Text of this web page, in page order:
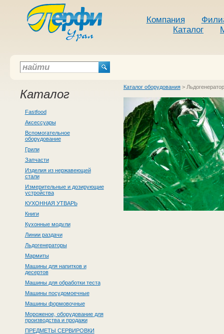
Компания
Каталог
Каталог
Fastfood
Аксессуары
Вспомогательное
оборудование
Грили
Запчасти
Изделия из нержавеющей
стали
Измерительные и дозирующие
устройства
КУХОННАЯ УТВАРЬ
Книги
Кухонные модули
Линии раздачи
Льдогенераторы
Мармиты
Машины для напитков и
десертов
Машины для обработки теста
Машины посудомоечные
Машины формовочные
Мороженое, оборудование для
производства и продажи
ПРЕДМЕТЫ СЕРВИРОВКИ
Каталог оборудования>